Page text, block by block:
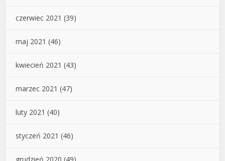
czerwiec 2021 (39)
maj 2021 (46)
kwiecień 2021 (43)
marzec 2021 (47)
luty 2021 (40)
styczeń 2021 (46)